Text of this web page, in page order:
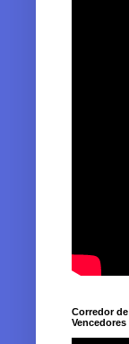
Corredor
Vencedores